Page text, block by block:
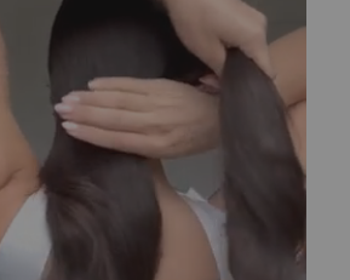
в гардероб Кендалл Дженнер